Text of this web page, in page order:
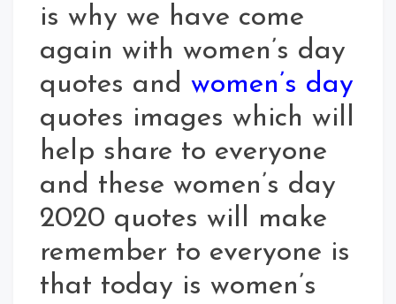
is why we have come
again with women’s day
quotes and women’s day
quotes images which will
help share to everyone
and these women’s day
2020 quotes will make
remember to everyone is
that today is women’s